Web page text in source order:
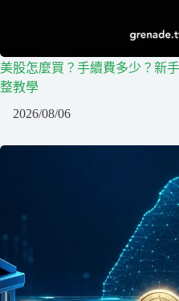
美股怎麼買？手續費多少？新
整教學
2026/08/06